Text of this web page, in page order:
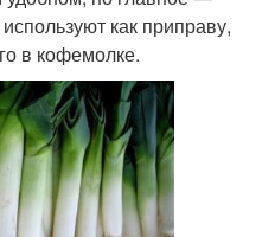
как приправу,
в кофемолке.